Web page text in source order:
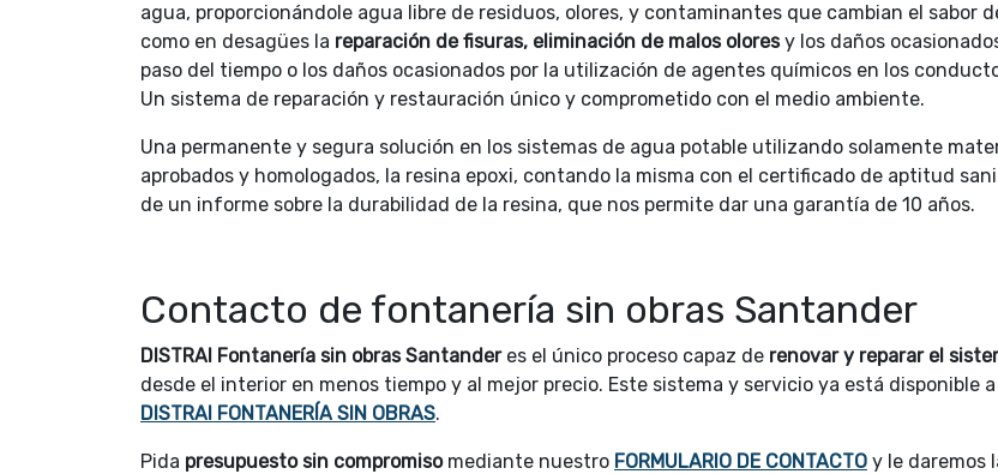
agua, proporcionándole agua libre de residuos, olores, y contaminantes que cambian el sabor
como en desagües la reparación de fisuras, eliminación de malos oloresy los daños
paso del tiempo o los daños ocasionados por la utilización de agentes químicos en los
Un sistema de reparación y restauración único y comprometido con el medio ambiente.
Una permanente y segura solución en los sistemas de agua potable utilizando solamente
aprobados y homologados, la resina epoxi, contando la misma con el certificado de aptitud
de un informe sobre la durabilidad de la resina, que nos permite dar una garantía de 10 años.
Contacto de fontanería sin obras Santander
DISTRAI Fontanería sin obras Santanderes el único proceso capaz de renovar y reparar el
desde el interior en menos tiempo y al mejor precio. Este sistema y servicio ya está disponible
DISTRAI FONTANERÍA SIN OBRAS.
Pida presupuesto sin compromisomediante nuestro FORMULARIO DE CONTACTO y le daremos